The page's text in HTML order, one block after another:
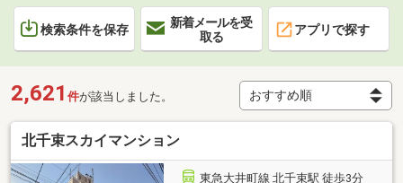
検索条件を保存
新着メールを受
取る
アプリで探す
2,621 件が該当しました。
北千束スカイマンション
東急大井町線 北千束駅 徒歩3分